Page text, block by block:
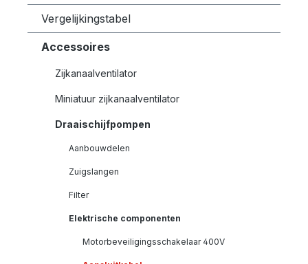
Vergelijkingstabel
Accessoires
Zijkanaalventilator
Miniatuur zijkanaalventilator
Draaischijfpompen
Aanbouwdelen
Zuigslangen
Filter
Elektrische componenten
Motorbeveiligingsschakelaar 400V